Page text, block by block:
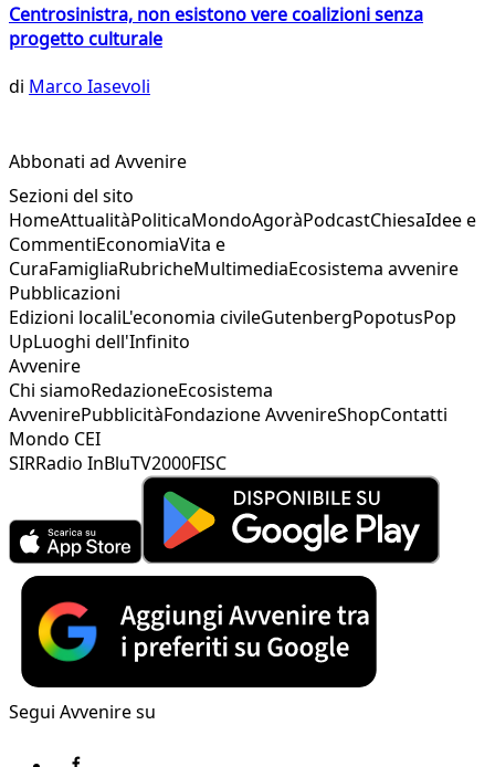
Centrosinistra, non esistono vere coalizioni senza
progetto culturale
di Marco Iasevoli
Abbonati ad Avvenire
Sezioni del sito
HomeAttualitàPoliticaMondoAgoràPodcastChiesaIdee e
CommentiEconomiaVita e
CuraFamigliaRubricheMultimediaEcosistema avvenire
Pubblicazioni
Edizioni localiL'economia civileGutenbergPopotusPop
UpLuoghi dell'Infinito
Avvenire
Chi siamoRedazioneEcosistema
AvvenirePubblicitàFondazione AvvenireShopContatti
Mondo CEI
SIRRadio InBluTV2000FISC
Segui Avvenire su